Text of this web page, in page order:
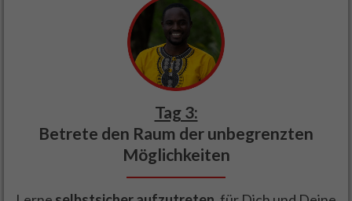
Tag 3:
Betrete den Raum der unbegrenzten
Möglichkeiten